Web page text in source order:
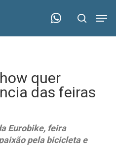
search
quer
das feiras
Eurobike, feira
pela bicicleta e